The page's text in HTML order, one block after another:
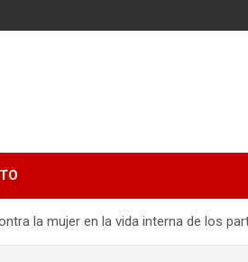
la mujer en la vida interna de los